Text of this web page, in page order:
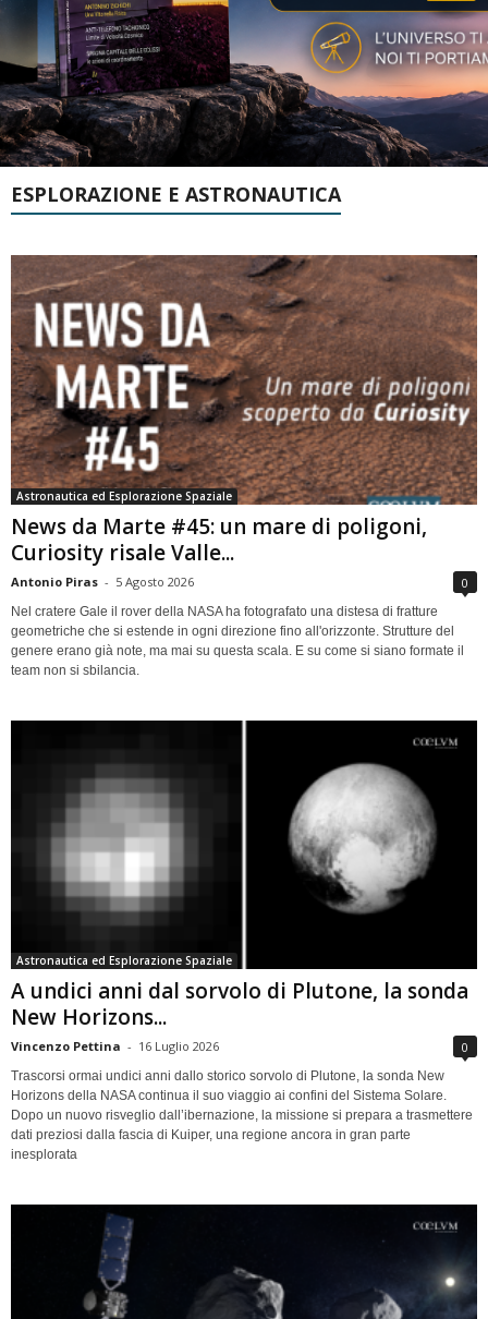
ESPLORAZIONE E ASTRONAUTICA
Astronautica ed Esplorazione Spaziale
News da Marte #45: un mare di poligoni,
Curiosity risale Valle...
Antonio Piras - 5 Agosto 2026 0
Nel cratere Gale il rover della NASA ha fotografato una distesa di fratture
geometriche che si estende in ogni direzione fino all'orizzonte. Strutture del
genere erano già note, ma mai su questa scala. E su come si siano formate il
team non si sbilancia.
Astronautica ed Esplorazione Spaziale
A undici anni dal sorvolo di Plutone, la sonda
New Horizons...
Vincenzo Pettina - 16 Luglio 2026 0
Trascorsi ormai undici anni dallo storico sorvolo di Plutone, la sonda New
Horizons della NASA continua il suo viaggio ai confini del Sistema Solare.
Dopo un nuovo risveglio dall’ibernazione, la missione si prepara a trasmettere
dati preziosi dalla fascia di Kuiper, una regione ancora in gran parte
inesplorata